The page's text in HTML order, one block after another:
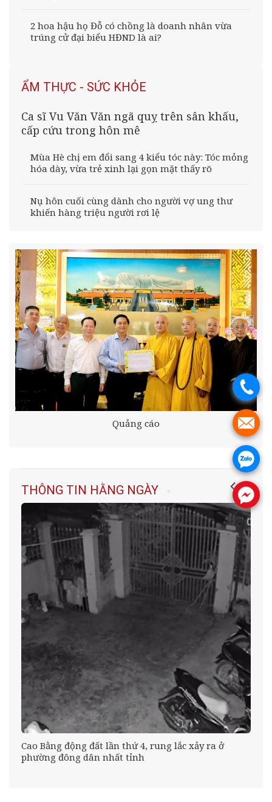
2 hoa hậu họ Đỗ có chồng là doanh nhân vừa
trúng cử đại biểu HĐND là ai?
ẨM THỰC - SỨC KHỎE
Ca sĩ Vu Văn Văn ngã quỵ trên sân khấu,
cấp cứu trong hôn mê
Mùa Hè chị em đổi sang 4 kiểu tóc này: Tóc mỏng
hóa dày, vừa trẻ xinh lại gọn mặt thấy rõ
Nụ hôn cuối cùng dành cho người vợ ung thư
khiến hàng triệu người rơi lệ
Quảng cáo
THÔNG TIN HẰNG NGÀY
Cao Bằng động đất lần thứ 4, rung lắc xảy ra ở
phường đông dân nhất tỉnh
.
.
.
.